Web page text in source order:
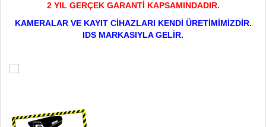
2 YIL GERÇEK GARANTİ KAPSAMINDADIR.
KAMERALAR VE KAYIT CİHAZLARI KENDİ ÜRETİMİMİZDİR.
IDS MARKASIYLA GELİR.